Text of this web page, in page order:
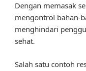
Dengan memasak
mengontrol bahan-
menghindari
sehat.
Salah satu contoh